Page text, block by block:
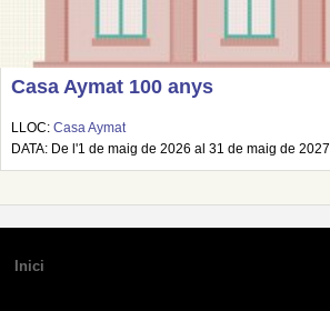
Casa Aymat 100 anys
LLOC: Casa Aymat
DATA: De l'1 de maig de 2026 al 31 de maig de 2027
Inici